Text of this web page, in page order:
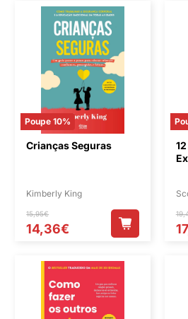
Poupe 10%
Crianças Seguras
Kimberly King
15,95€
14,36€